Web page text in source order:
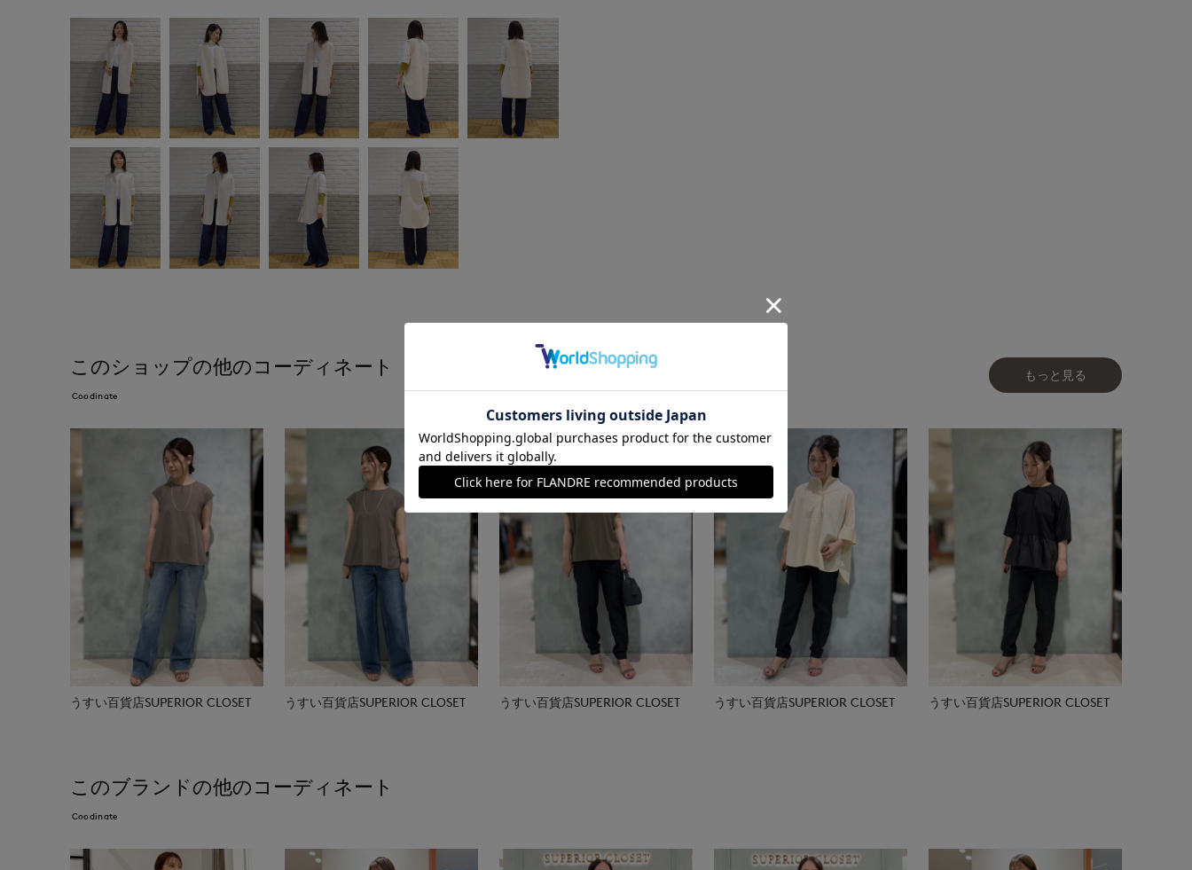
このショップの他のコーディネート
Coodinate
もっと見る
うすい百貨店SUPERIOR CLOSET うすい百貨店SUPERIOR CLOSET うすい百貨店SUPERIOR CLOSET うすい百貨店SUPERIOR CLOSET うすい百貨店SUPERIOR CLOSET
このブランドの他のコーディネート
Coodinate